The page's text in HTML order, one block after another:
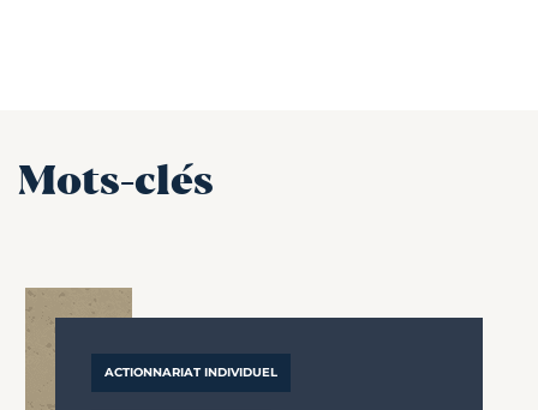
Mots-clés
ACTIONNARIAT INDIVIDUEL